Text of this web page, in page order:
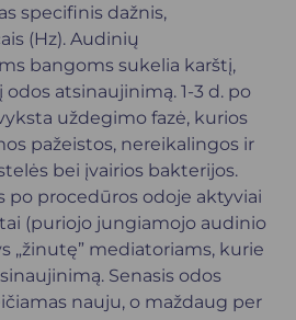
specifinis dažnis,
(Hz). Audinių
bangoms sukelia karštį,
atsinaujinimą. 1-3 d. po
uždegimo fazė, kurios
pažeistos, nereikalingos ir
bei įvairios bakterijos.
po procedūros odoje aktyviai
(puriojo jungiamojo audinio
„žinutę” mediatoriams, kurie
Senasis odos
nauju, o maždaug per